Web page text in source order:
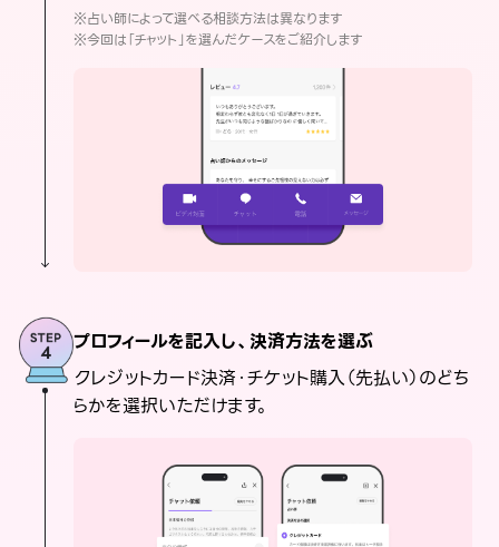
※占い師によって選べる相談方法は異なります
※今回は「チャット」を選んだケースをご紹介します
プロフィールを記入し、決済方法を選ぶ
クレジットカード決済・チケット購入（先払い）のどち
らかを選択いただけます。